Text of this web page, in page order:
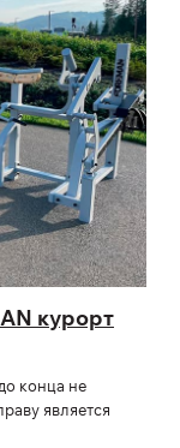
курорт
конца не
является